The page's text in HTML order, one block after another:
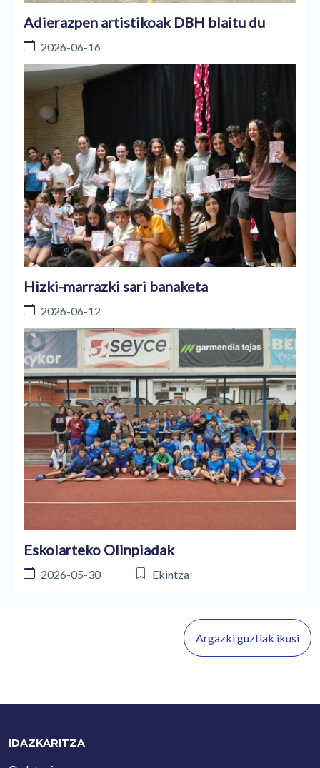
Adierazpen artistikoak DBH blaitu du
2026-06-16
Hizki-marrazki sari banaketa
2026-06-12
Eskolarteko Olinpiadak
2026-05-30 Ekintza
Argazki guztiak ikusi
IDAZKARITZA